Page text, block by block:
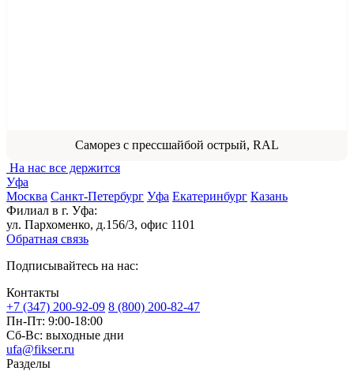
Саморез с прессшайбой острый, RAL
На нас все держится
Уфа
Москва Санкт-Петербург Уфа Екатеринбург Казань
Филиал в г. Уфа:
ул. Пархоменко, д.156/3, офис 1101
Обратная связь
Подписывайтесь на нас:
Контакты
+7 (347) 200-92-09 8 (800) 200-82-47
Пн-Пт: 9:00-18:00
Сб-Вс: выходные дни
ufa@fikser.ru
Разделы